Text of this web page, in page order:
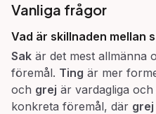
Vanliga frågor
Vad är skillnaden mellan
Sak är det mest allmänna
föremål. Ting är mer
och grej är vardagliga
konkreta föremål, där grej